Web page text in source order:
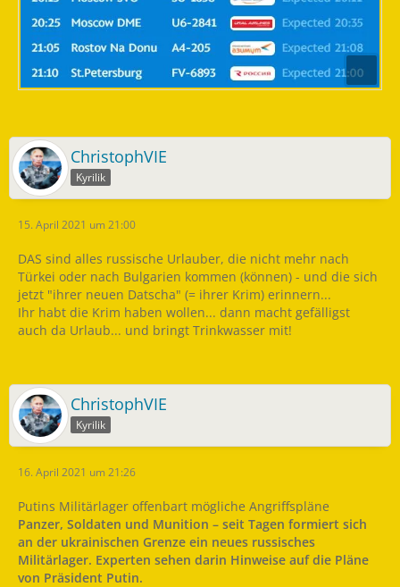
ChristophVIE
Kyrilik
15. April 2021 um 21:00
DAS sind alles russische Urlauber, die nicht mehr nach
Türkei oder nach Bulgarien kommen (können) - und die sich
jetzt "ihrer neuen Datscha" (= ihrer Krim) erinnern...
Ihr habt die Krim haben wollen... dann macht gefälligst
auch da Urlaub... und bringt Trinkwasser mit!
ChristophVIE
Kyrilik
16. April 2021 um 21:26
Putins Militärlager offenbart mögliche Angriffspläne
Panzer, Soldaten und Munition – seit Tagen formiert sich
an der ukrainischen Grenze ein neues russisches
Militärlager. Experten sehen darin Hinweise auf die Pläne
von Präsident Putin.